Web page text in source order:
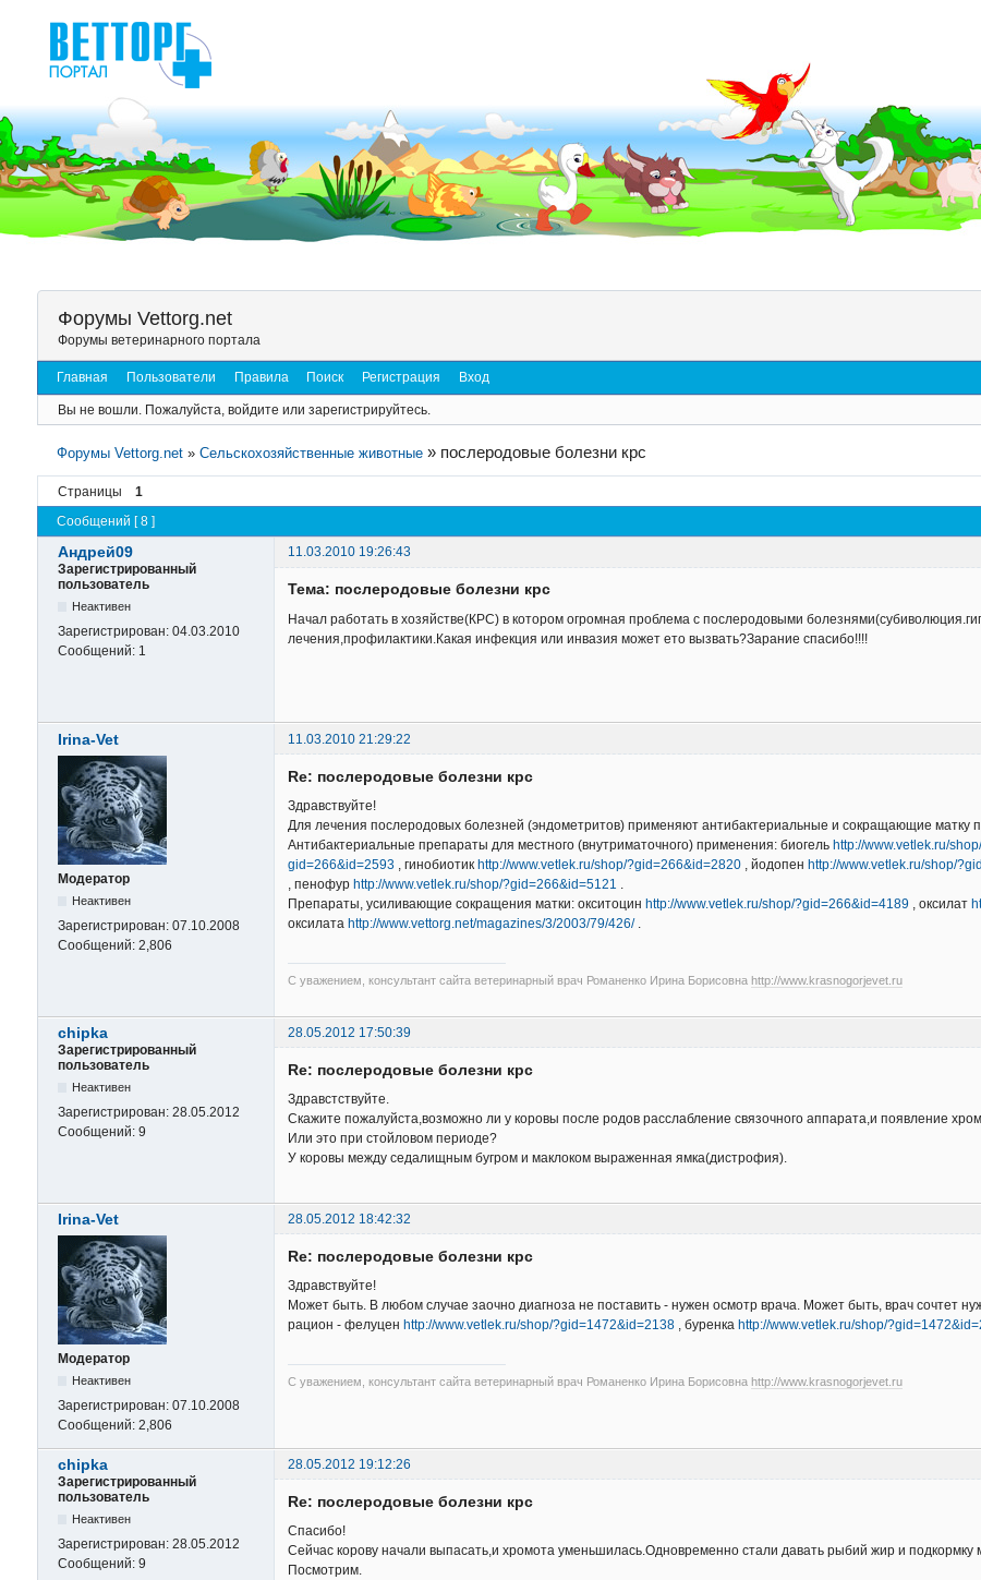
Форумы Vettorg.net
Форумы ветеринарного портала
Главная Пользователи Правила Поиск Регистрация Вход
Вы не вошли. Пожалуйста, войдите или зарегистрируйтесь.
Форумы Vettorg.net »Сельскохозяйственные животные » послеродовые болезни крс
Страницы 1
Сообщений [ 8 ]
Андрей09
11.03.2010 19:26:43
Зарегистрированный
пользователь
Неактивен
Зарегистрирован: 04.03.2010
Сообщений: 1
Тема: послеродовые болезни крс
Начал работать в хозяйстве(КРС) в котором огромная проблема с послеродовыми
лечения,профилактики.Какая инфекция или инвазия может ето вызвать?Зарание спасибо!!!!
Irina-Vet 11.03.2010 21:29:22
Модератор
Неактивен
Зарегистрирован: 07.10.2008
Сообщений: 2,806
Re: послеродовые болезни крс
Здравствуйте!
Для лечения послеродовых болезней (эндометритов) применяют антибактериальные и сокращающие матку
Антибактериальные препараты для местного (внутриматочного) применения: биогель http://www.vetlek.ru/
gid=266&id=2593, гинобиотик http://www.vetlek.ru/shop/?gid=266&id=2820, йодопен http://www.vetlek.ru/shop/
, пенофур http://www.vetlek.ru/shop/?gid=266&id=5121 .
Препараты, усиливающие сокращения матки: окситоцин http://www.vetlek.ru/shop/?gid=266&id=4189, оксилат
оксилата http://www.vettorg.net/magazines/3/2003/79/426/.
С уважением, консультант сайта ветеринарный врач Романенко Ирина Борисовна http://www.krasnogorjevet.ru
chipka
28.05.2012 17:50:39
Зарегистрированный
пользователь
Неактивен
Зарегистрирован: 28.05.2012
Сообщений: 9
Re: послеродовые болезни крс
Здравстствуйте.
Скажите пожалуйста,возможно ли у коровы после родов расслабление связочного аппарата,и появление
Или это при стойловом периоде?
У коровы между седалищным бугром и маклоком выраженная ямка(дистрофия).
Irina-Vet 28.05.2012 18:42:32
Модератор
Неактивен
Зарегистрирован: 07.10.2008
Сообщений: 2,806
Re: послеродовые болезни крс
Здравствуйте!
Может быть. В любом случае заочно диагноза не поставить - нужен осмотр врача. Может быть, врач сочтет
рацион - фелуцен http://www.vetlek.ru/shop/?gid=1472&id=2138, буренка http://www.vetlek.ru/shop/
С уважением, консультант сайта ветеринарный врач Романенко Ирина Борисовна http://www.krasnogorjevet.ru
chipka
28.05.2012 19:12:26
Зарегистрированный
пользователь
Неактивен
Зарегистрирован: 28.05.2012
Сообщений: 9
Re: послеродовые болезни крс
Спасибо!
Сейчас корову начали выпасать,и хромота уменьшилась.Одновременно стали давать рыбий жир и подкормку
Посмотрим.